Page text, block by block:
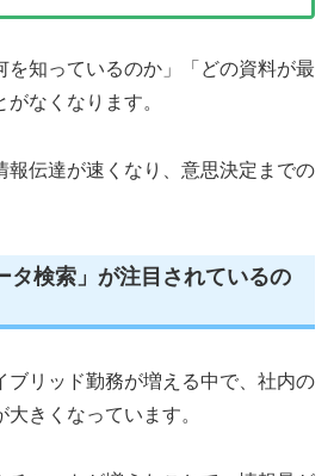
を知っているのか」「どの資料が最
なくなります。
報伝達が速くなり、意思決定までの
タ検索」が注目されているの
ブリッド勤務が増える中で、社内の
きくなっています。